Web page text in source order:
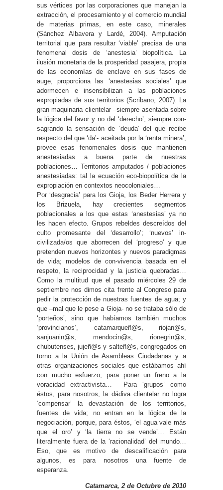
sus vértices por las corporaciones que manejan la
extracción, el procesamiento y el comercio mundial
de materias primas, en este caso, minerales
(Sánchez Albavera y Lardé, 2004). Amputación
territorial que para resultar ‘viable’ precisa de una
fenomenal dosis de ‘anestesia’ biopolítica. La
ilusión monetaria de la prosperidad pasajera, propia
de las economías de enclave en sus fases de
auge, proporciona las ‘anestesias sociales’ que
adormecen e insensibilizan a las poblaciones
expropiadas de sus territorios (Scribano, 2007). La
gran maquinaria clientelar –siempre asentada sobre
la lógica del favor y no del ‘derecho’; siempre con-
sagrando la sensación de ‘deuda’ del que recibe
respecto del que ‘da’- aceitada por la ‘renta minera’,
provee esas fenomenales dosis que mantienen
anestesiadas a buena parte de nuestras
poblaciones… Territorios amputados / poblaciones
anestesiadas: tal la ecuación eco-biopolítica de la
expropiación en contextos neocoloniales…
Por ‘desgracia’ para los Gioja, los Beder Herrera y
los Brizuela, hay crecientes segmentos
poblacionales a los que estas ‘anestesias’ ya no
les hacen efecto. Grupos rebeldes descreídos del
culto promesante del ‘desarrollo’; ‘nuevos’ in-
civilizada/os que aborrecen del ‘progreso’ y que
pretenden nuevos horizontes y nuevos paradigmas
de vida; modelos de con-vivencia basada en el
respeto, la reciprocidad y la justicia quebradas…
Como la multitud que el pasado miércoles 29 de
septiembre nos dimos cita frente al Congreso para
pedir la protección de nuestras fuentes de agua; y
que –mal que le pese a Gioja- no se trataba sólo de
‘porteños’, sino que habíamos también muchos
‘provincianos’, catamarqueñ@s, riojan@s,
sanjuanin@s, mendocin@s, rionegrin@s,
chubutenses, jujeñ@s y salteñ@s, congregados en
torno a la Unión de Asambleas Ciudadanas y a
otras organizaciones sociales que estábamos ahí
con mucho esfuerzo, para poner un freno a la
voracidad extractivista… Para ‘grupos’ como
éstos, para nosotros, la dádiva clientelar no logra
‘compensar’ la devastación de los territorios,
fuentes de vida; no entran en la lógica de la
negociación, porque, para éstos, ‘el agua vale más
que el oro’ y ‘la tierra no se vende’… Están
literalmente fuera de la ‘racionalidad’ del mundo…
Eso, que es motivo de descalificación para
algunos, es para nosotros una fuente de
esperanza.
Catamarca, 2 de Octubre de 2010